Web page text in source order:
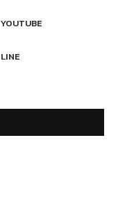
YOUTUBE
LINE